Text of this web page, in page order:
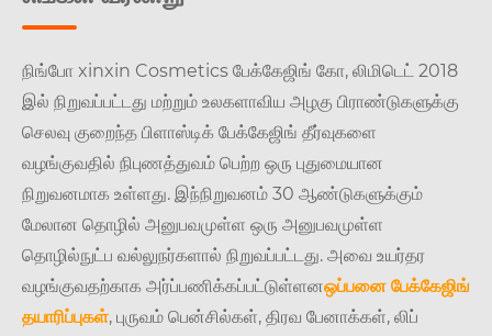
நிங்போ xinxin Cosmetics பேக்கேஜிங் கோ, லிமிடெட் 2018
இல் நிறுவப்பட்டது மற்றும் உலகளாவிய அழகு பிராண்டுகளுக்கு
செலவு குறைந்த பிளாஸ்டிக் பேக்கேஜிங் தீர்வுகளை
வழங்குவதில் நிபுணத்துவம் பெற்ற ஒரு புதுமையான
நிறுவனமாக உள்ளது. இந்நிறுவனம் 30 ஆண்டுகளுக்கும்
மேலான தொழில் அனுபவமுள்ள ஒரு அனுபவமுள்ள
தொழில்நுட்ப வல்லுநர்களால் நிறுவப்பட்டது. அவை உயர்தர
வழங்குவதற்காக அர்ப்பணிக்கப்பட்டுள்ளனஒப்பனை பேக்கேஜிங்
தயாரிப்புகள், புருவம் பென்சில்கள், திரவ பேனாக்கள், லிப்